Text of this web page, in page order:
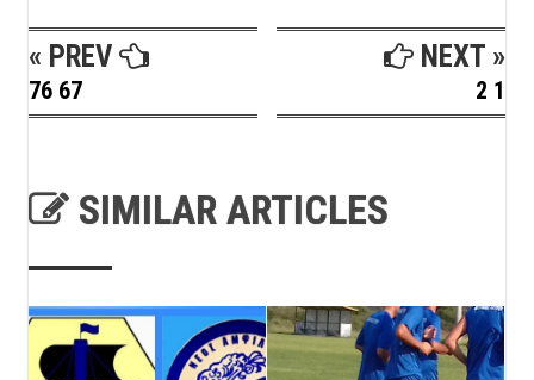
« PREV
76 67
NEXT »
2 1
SIMILAR ARTICLES